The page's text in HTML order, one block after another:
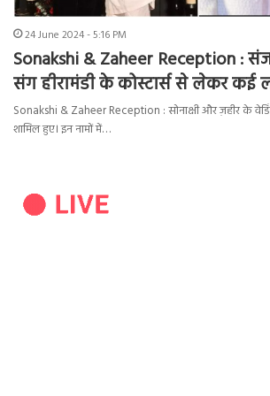
24 June 2024 - 5:16 PM
Sonakshi & Zaheer Reception :
संग हीरामंडी के कोस्टार्स से लेकर कई
Sonakshi & Zaheer Reception : सोनाक्षी और ज़हीर के
शामिल हुए। इन नामों में…